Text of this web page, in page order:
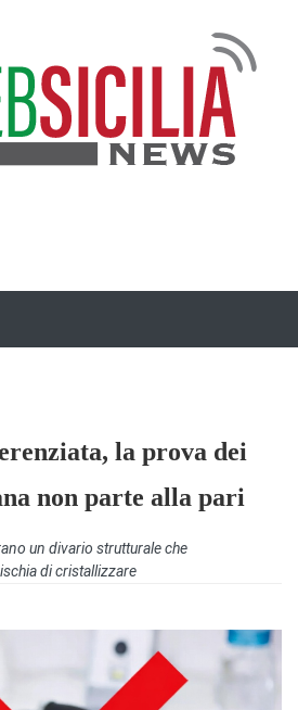
la prova dei
non parte alla pari
un divario strutturale che
di cristallizzare